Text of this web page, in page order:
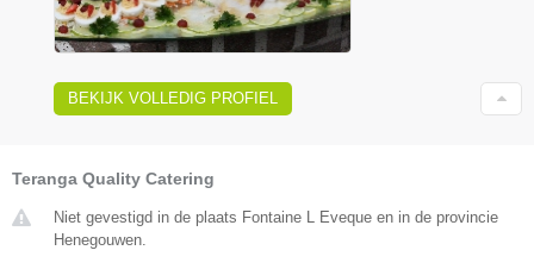
BEKIJK VOLLEDIG PROFIEL
Teranga Quality Catering
Niet gevestigd in de plaats Fontaine L Eveque en in de provincie
Henegouwen.